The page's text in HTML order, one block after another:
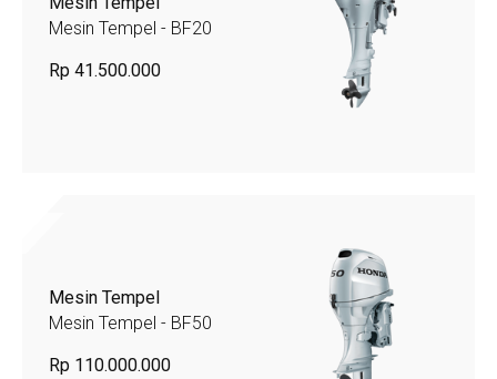
Mesin Tempel - BF20
Rp 41.500.000
Mesin Tempel
Mesin Tempel - BF50
Rp 110.000.000